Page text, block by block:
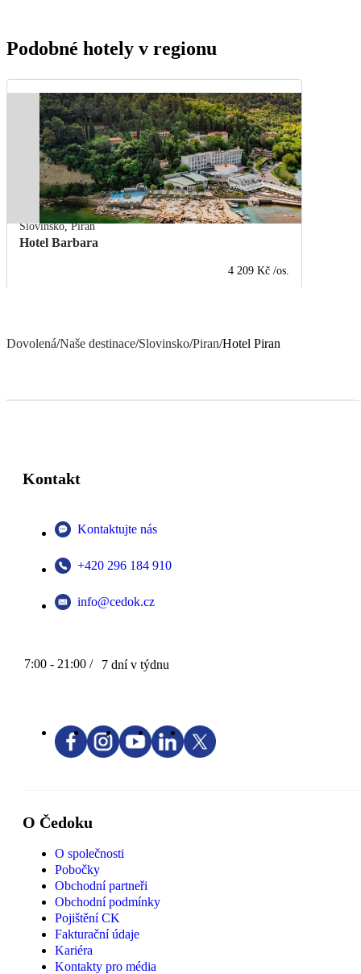
Podobné hotely v regionu
Slovinsko,Piran
Hotel Barbara
4 209 Kč /os.
Dovolená/Naše destinace/Slovinsko/Piran/Hotel Piran
Kontakt
Kontaktujte nás
+420 296 184 910
info@cedok.cz
7:00 - 21:00 / 7 dní v týdnu
O Čedoku
O společnosti
Pobočky
Obchodní partneři
Obchodní podmínky
Pojištění CK
Fakturační údaje
Kariéra
Kontakty pro média